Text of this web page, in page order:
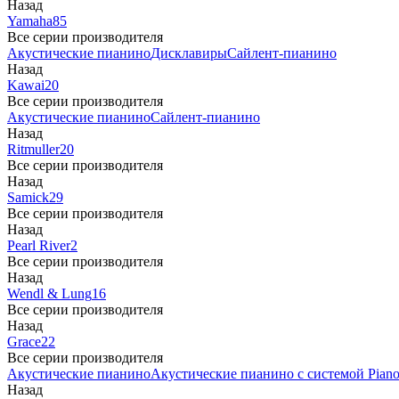
Назад
Yamaha85
Все серии производителя
Акустические пианиноДисклавирыСайлент-пианино
Назад
Kawai20
Все серии производителя
Акустические пианиноСайлент-пианино
Назад
Ritmuller20
Все серии производителя
Назад
Samick29
Все серии производителя
Назад
Pearl River2
Все серии производителя
Назад
Wendl & Lung16
Все серии производителя
Назад
Grace22
Все серии производителя
Акустические пианиноАкустические пианино с системой
Назад